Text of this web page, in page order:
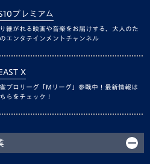
プレミアム
継がれる映画や音楽をお届けする、大人のた
エンタテインメントチャンネル
X
プロリーグ「Mリーグ」参戦中！最新情報は
らをチェック！